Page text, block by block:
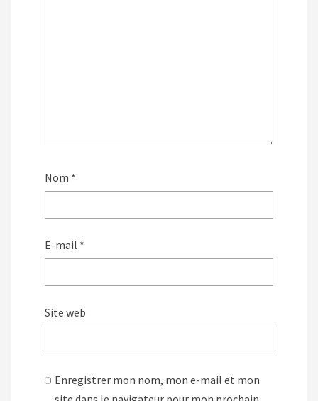
Nom *
E-mail *
Site web
Enregistrer mon nom, mon e-mail et mon